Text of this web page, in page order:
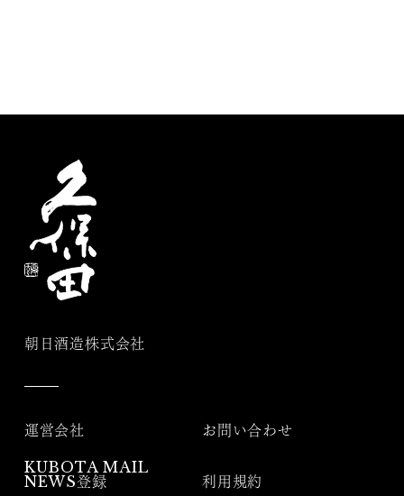
朝日酒造株式会社
運営会社 お問い合わせ
KUBOTA MAIL
NEWS登録
利用規約